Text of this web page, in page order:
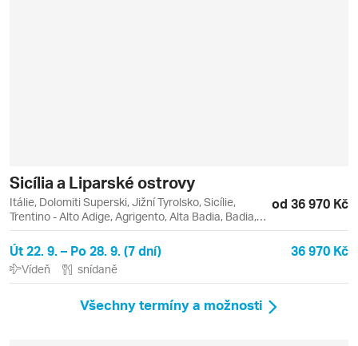
Sicília a Liparské ostrovy
Itálie, Dolomiti Superski, Jižní Tyrolsko, Sicílie,
Trentino - Alto Adige, Agrigento, Alta Badia, Badia,
Catania, Lipari, Liparské ostrovy, Monreale, Palermo,
Sella Ronda, Taormina, Vulcano
od 36 970 Kč
Út 22. 9. – Po 28. 9. (7 dní) 36 970 Kč
Vídeň snídaně
Všechny termíny a možnosti